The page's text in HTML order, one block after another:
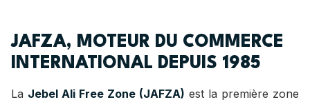
JAFZA, MOTEUR DU COMMERCE
INTERNATIONAL DEPUIS 1985
La Jebel Ali Free Zone (JAFZA) est la première zone